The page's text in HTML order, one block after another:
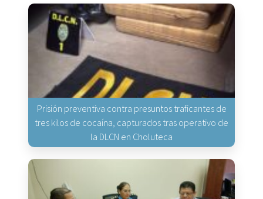
Prisión preventiva contra presuntos traficantes de
tres kilos de cocaína, capturados tras operativo de
la DLCN en Choluteca